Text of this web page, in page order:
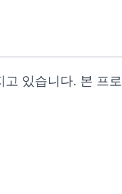
있습니다. 본 프로